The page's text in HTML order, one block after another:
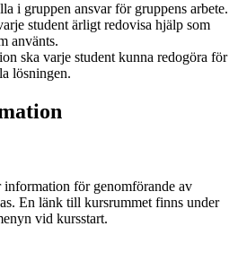
i gruppen ansvar för gruppens arbete.
student ärligt redovisa hjälp som
använts.
ska varje student kunna redogöra för
lösningen.
information för genomförande av
En länk till kursrummet finns under
vid kursstart.